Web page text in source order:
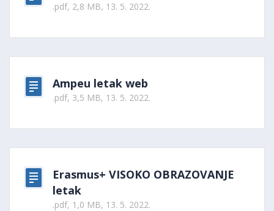
.pdf, 2,8 MB, 13. 5. 2022.
Ampeu letak web
.pdf, 3,5 MB, 13. 5. 2022.
Erasmus+ VISOKO OBRAZOVANJE
letak
.pdf, 1,0 MB, 13. 5. 2022.